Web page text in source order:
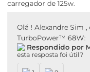
Moto G50 5G, Moto
Moto G17, Moto G35,
Carregamento
Carregamento
carregador de 125w.
Olá ! Alexandre Sim
TurboPower™ 68W:
Respondido por
esta resposta foi útil?